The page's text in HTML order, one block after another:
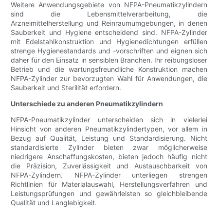
Weitere Anwendungsgebiete von NFPA-Pneumatikzylindern
sind die Lebensmittelverarbeitung, die
Arzneimittelherstellung und Reinraumumgebungen, in denen
Sauberkeit und Hygiene entscheidend sind. NFPA-Zylinder
mit Edelstahlkonstruktion und Hygienedichtungen erfüllen
strenge Hygienestandards und -vorschriften und eignen sich
daher für den Einsatz in sensiblen Branchen. Ihr reibungsloser
Betrieb und die wartungsfreundliche Konstruktion machen
NFPA-Zylinder zur bevorzugten Wahl für Anwendungen, die
Sauberkeit und Sterilität erfordern.
Unterschiede zu anderen Pneumatikzylindern
NFPA-Pneumatikzylinder unterscheiden sich in vielerlei
Hinsicht von anderen Pneumatikzylindertypen, vor allem in
Bezug auf Qualität, Leistung und Standardisierung. Nicht
standardisierte Zylinder bieten zwar möglicherweise
niedrigere Anschaffungskosten, bieten jedoch häufig nicht
die Präzision, Zuverlässigkeit und Austauschbarkeit von
NFPA-Zylindern. NFPA-Zylinder unterliegen strengen
Richtlinien für Materialauswahl, Herstellungsverfahren und
Leistungsprüfungen und gewährleisten so gleichbleibende
Qualität und Langlebigkeit.